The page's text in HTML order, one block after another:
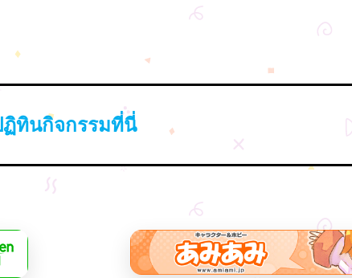
ทินกิจกรรมที่นี่